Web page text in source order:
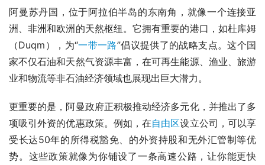
阿曼苏丹国，位于阿拉伯半岛的东南角，就像一个连接亚
洲、非洲和欧洲的天然枢纽。它拥有重要的港口，如杜库姆
（Duqm），为“一带一路”倡议提供了的战略支点。这个国
家不仅石油和天然气资源丰富，在可再生能源、渔业、旅游
业和物流等非石油经济领域也展现出巨大潜力。
更重要的是，阿曼政府正积极推动经济多元化，并推出了多
项吸引外资的优惠政策。例如，在自由区设立公司，可以享
受长达50年的所得税豁免、的外资持股和无外汇管制等优
势。这些政策就像为你铺设了一条高速公路，让你能更快